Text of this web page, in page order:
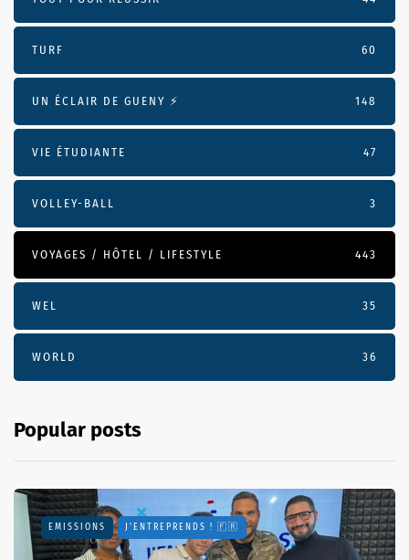
TURF 60
UN ÉCLAIR DE GUENY ⚡️ 148
VIE ÉTUDIANTE 47
VOLLEY-BALL 3
VOYAGES / HÔTEL / LIFESTYLE 443
WEL 35
WORLD 36
Popular posts
EMISSIONS J'ENTREPRENDS ! 🇫🇷